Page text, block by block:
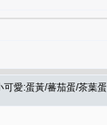
愛:蛋黃/蕃茄蛋/茶葉蛋